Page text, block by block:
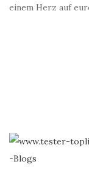
einem Herz auf